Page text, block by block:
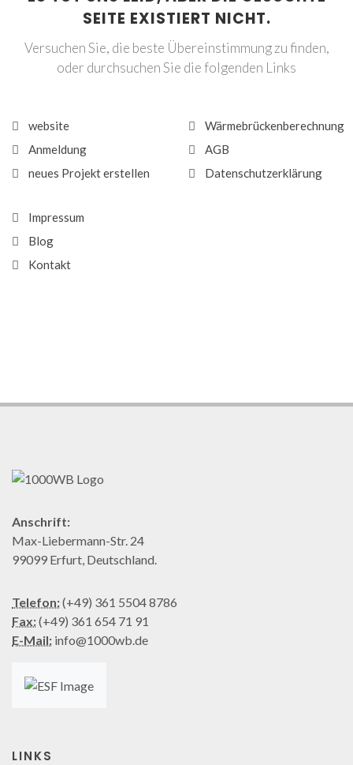
SEITE EXISTIERT NICHT.
Versuchen Sie, die beste Übereinstimmung zu finden,
oder durchsuchen Sie die folgenden Links
website
Anmeldung
neues Projekt erstellen
Wärmebrückenberechnung
AGB
Datenschutzerklärung
Impressum
Blog
Kontakt
Anschrift:
Max-Liebermann-Str. 24
99099 Erfurt, Deutschland.
Telefon:(+49) 361 5504 8786
Fax:(+49) 361 654 71 91
E-Mail: info@1000wb.de
LINKS